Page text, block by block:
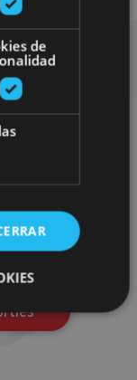
de
compléter votre
visites et les
de